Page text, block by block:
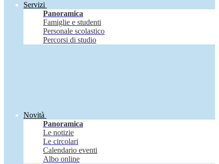
Servizi
Panoramica
Famiglie e studenti
Personale scolastico
Percorsi di studio
Novità
Panoramica
Le notizie
Le circolari
Calendario eventi
Albo online